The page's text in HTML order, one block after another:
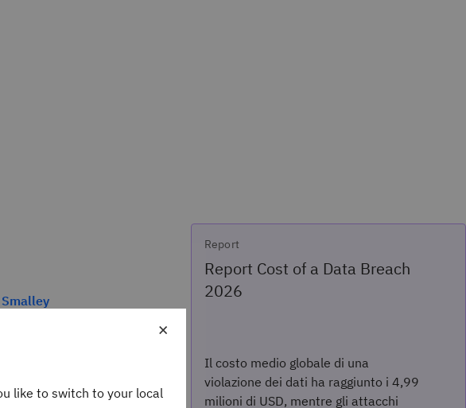
Report
Report Cost of a Data Breach
2026
Il costo medio globale di una
violazione dei dati ha raggiunto i 4,99
milioni di USD, mentre gli attacchi
×
like to switch to your local